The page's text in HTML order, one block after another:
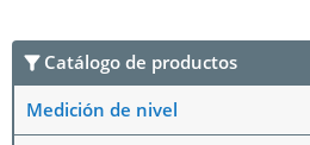
Catálogo de productos
Medición de nivel